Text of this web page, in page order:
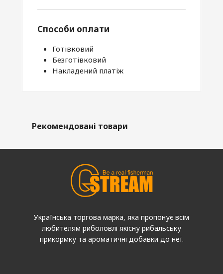
Способи оплати
Готівковий
Безготівковий
Накладений платіж
Рекомендовані товари
Українська торгова марка, яка пропонує всім
любителям риболовлі якісну рибальську
прикормку та ароматичні добавки до неї.